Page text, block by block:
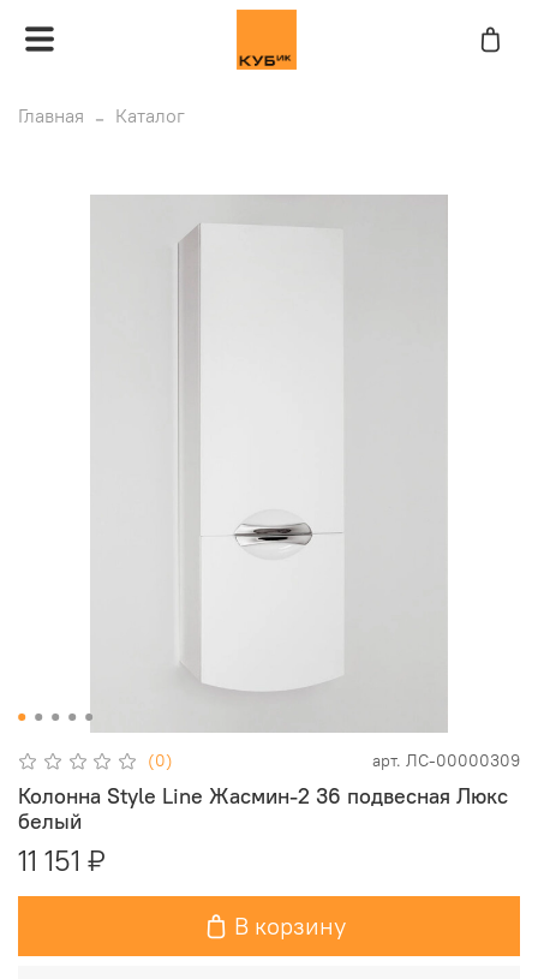
Главная Каталог
(0) арт. ЛС-00000309
Колонна Style Line Жасмин-2 36 подвесная Люкс
белый
11 151 ₽
В корзину